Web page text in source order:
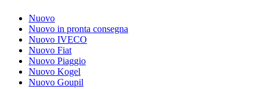
Nuovo
Nuovo in pronta consegna
Nuovo IVECO
Nuovo Fiat
Nuovo Piaggio
Nuovo Kogel
Nuovo Goupil